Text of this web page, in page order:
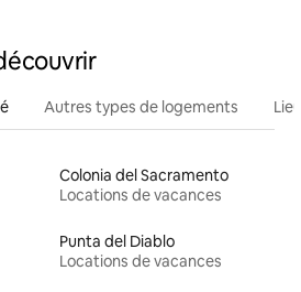
Autres types de logements
Colonia del Sacramento
Locations de vacances
Punta del Diablo
Locations de vacances